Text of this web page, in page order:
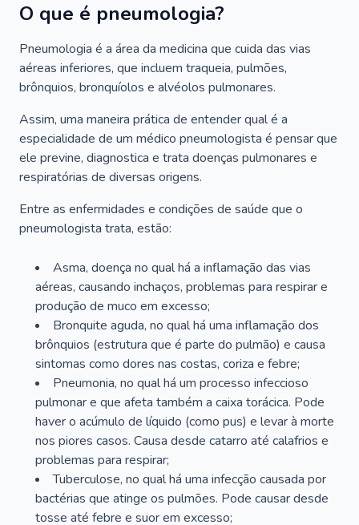
O que é pneumologia?
Pneumologia é a área da medicina que cuida das vias
aéreas inferiores, que incluem traqueia, pulmões,
brônquios, bronquíolos e alvéolos pulmonares.
Assim, uma maneira prática de entender qual é a
especialidade de um médico pneumologista é pensar que
ele previne, diagnostica e trata doenças pulmonares e
respiratórias de diversas origens.
Entre as enfermidades e condições de saúde que o
pneumologista trata, estão:
Asma, doença no qual há a inflamação das vias
aéreas, causando inchaços, problemas para respirar e
produção de muco em excesso;
Bronquite aguda, no qual há uma inflamação dos
brônquios (estrutura que é parte do pulmão) e causa
sintomas como dores nas costas, coriza e febre;
Pneumonia, no qual há um processo infeccioso
pulmonar e que afeta também a caixa torácica. Pode
haver o acúmulo de líquido (como pus) e levar à morte
nos piores casos. Causa desde catarro até calafrios e
problemas para respirar;
Tuberculose, no qual há uma infecção causada por
bactérias que atinge os pulmões. Pode causar desde
tosse até febre e suor em excesso;